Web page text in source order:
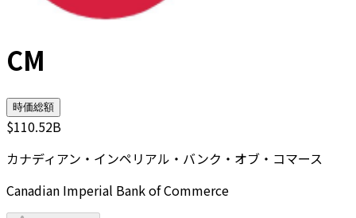
CM
時価総額
$110.52B
カナディアン・インペリアル・バンク・オブ・コマース
Canadian Imperial Bank of Commerce